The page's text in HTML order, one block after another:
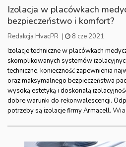
Izolacja w placówkach
bezpieczeństwo i komfort?
Redakcja HvacPR |
8 cze 2021
Izolacje techniczne w placówkach
skomplikowanych systemów
techniczne, konieczność zapewnienia
oraz maksymalnego bezpieczeństwa
wysoką estetyką i doskonałą
dobre warunki do rekonwalescencji.
potrzeby są izolacje firmy Armacell.